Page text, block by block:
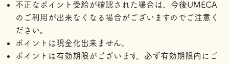
不正なポイント受給が確認された場合は、今後UMECA
のご利用が出来なくなる場合がございますのでご注意く
ださい。
ポイントは現金化出来ません。
ポイントは有効期限がございます。必ず有効期限内にご